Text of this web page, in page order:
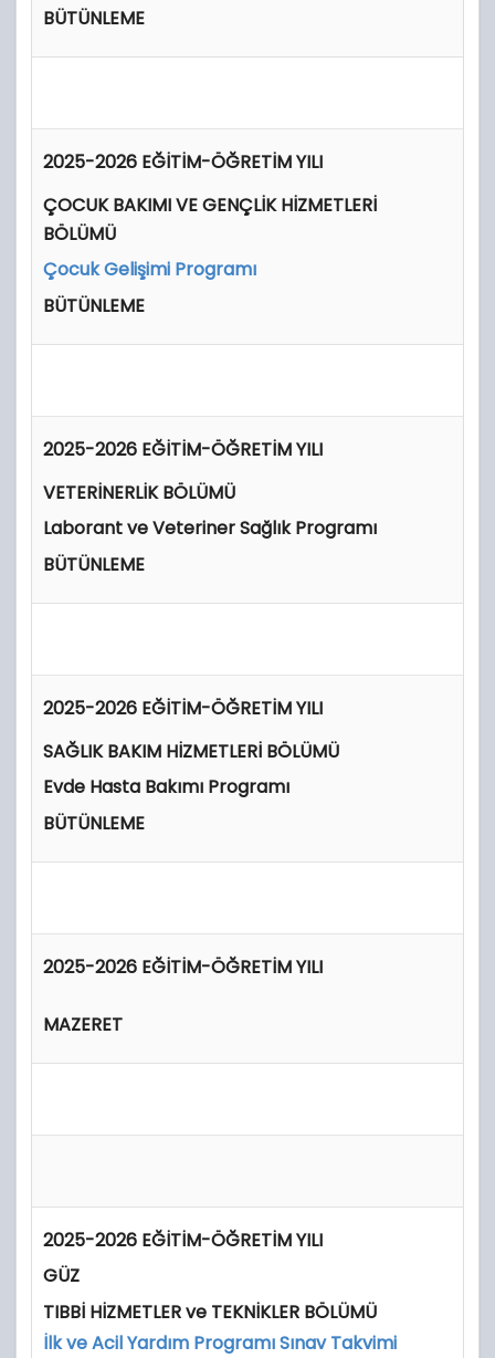
BÜTÜNLEME
2025-2026 EĞİTİM-ÖĞRETİM YILI
ÇOCUK BAKIMI VE GENÇLİK HİZMETLERİ
BÖLÜMÜ
Çocuk Gelişimi Programı
BÜTÜNLEME
2025-2026 EĞİTİM-ÖĞRETİM YILI
VETERİNERLİK BÖLÜMÜ
Laborant ve Veteriner Sağlık Programı
BÜTÜNLEME
2025-2026 EĞİTİM-ÖĞRETİM YILI
SAĞLIK BAKIM HİZMETLERİ BÖLÜMÜ
Evde Hasta Bakımı Programı
BÜTÜNLEME
2025-2026 EĞİTİM-ÖĞRETİM YILI
MAZERET
2025-2026 EĞİTİM-ÖĞRETİM YILI
GÜZ
TIBBİ HİZMETLER ve TEKNİKLER BÖLÜMÜ
İlk ve Acil Yardım Programı Sınav Takvimi